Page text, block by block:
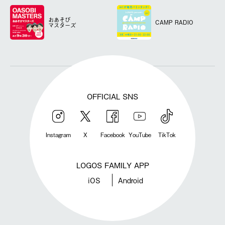
おあそび
マスターズ CAMP RADIO
OFFICIAL SNS
Instagram X Facebook YouTube TikTok
LOGOS FAMILY APP
iOS Android